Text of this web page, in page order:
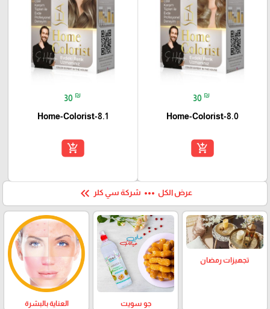
30 ₪
Home-Colorist-8.0
add_shopping_cart
30 ₪
Home-Colorist-8.1
add_shopping_cart
عرض الكل more_horiz شركة سي كلر keyboard_double_arrow_left
تجهيزات رمضان
جو سويت العناية بالبشرة